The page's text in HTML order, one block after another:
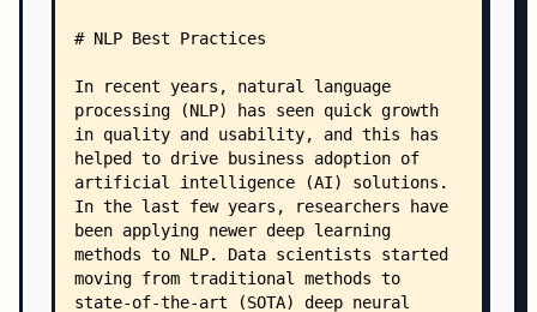
    │   └── source/
    │       ├── conf.py
    │       └── index.rst
    ├── examples/
    │   ├── README.md
    │   ├── annotation/
    │   │   ├── README.md
    │   │   └── Doccano.md
    │   ├── embeddings/
    │   │   ├── README.md
    │   │   └── embedding_trainer.ipynb